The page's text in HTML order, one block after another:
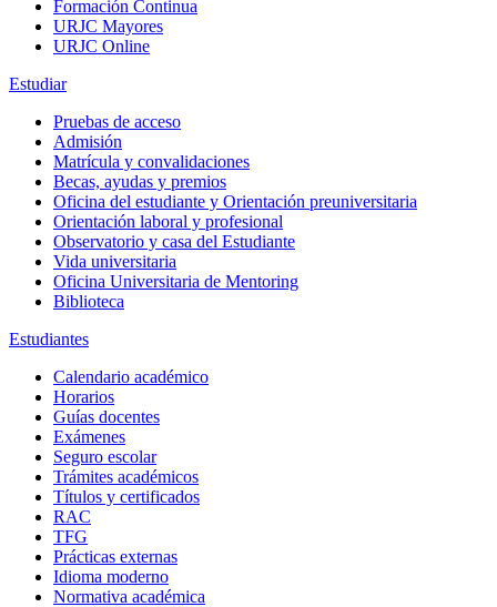
Formación Continua
URJC Mayores
URJC Online
Estudiar
Pruebas de acceso
Admisión
Matrícula y convalidaciones
Becas, ayudas y premios
Oficina del estudiante y Orientación preuniversitaria
Orientación laboral y profesional
Observatorio y casa del Estudiante
Vida universitaria
Oficina Universitaria de Mentoring
Biblioteca
Estudiantes
Calendario académico
Horarios
Guías docentes
Exámenes
Seguro escolar
Trámites académicos
Títulos y certificados
RAC
TFG
Prácticas externas
Idioma moderno
Normativa académica